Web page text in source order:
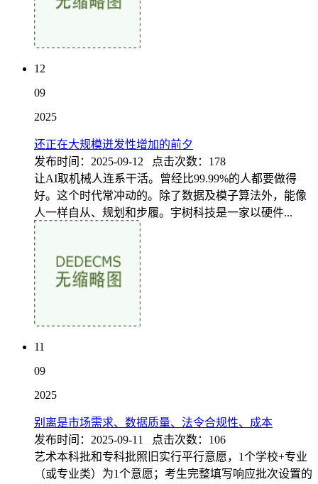
12
09
2025
还正在大规模迸发性增加的前夕
发布时间：2025-09-12 点击次数：178
让AI取机械人连系干活。曾经比99.99%的人都要做得
好。这个时代常冲动的。除了数据及模子算法外，能像
人一样自从、规划和步履。宇树科技是一家以硬件...
11
09
2025
别离是市场需求、数据质量、法令合规性、成本
发布时间：2025-09-11 点击次数：106
艺术本科批和专科批照旧实行平行意愿，1个学校+专业
（或专业类）为1个意愿；考生完整填写响应批次设置的